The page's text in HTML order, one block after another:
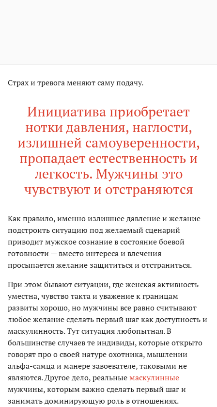
Страх и тревога меняют саму подачу.
Инициатива приобретает
нотки давления, наглости,
излишней самоуверенности,
пропадает естественность и
легкость. Мужчины это
чувствуют и отстраняются
Как правило, именно излишнее давление и желание
подстроить ситуацию под желаемый сценарий
приводит мужское сознание в состояние боевой
готовности — вместо интереса и влечения
просыпается желание защититься и отстраниться.
При этом бывают ситуации, где женская активность
уместна, чувство такта и уважение к границам
развиты хорошо, но мужчины все равно считывают
любое желание сделать первый шаг как доступность и
маскулинность. Тут ситуация любопытная. В
большинстве случаев те индивиды, которые открыто
говорят про о своей натуре охотника, мышлении
альфа-самца и манере завоевателе, таковыми не
являются. Другое дело, реальныемаскулинные
мужчины, которым важно сделать первый шаг и
занимать доминирующую роль в отношениях.